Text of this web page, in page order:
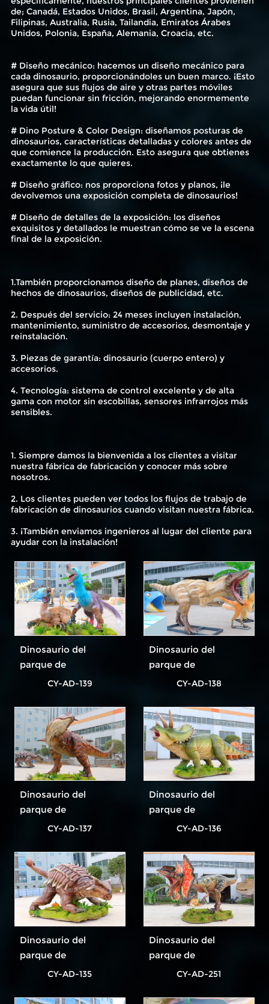
de; Canadá, Estados Unidos, Brasil, Argentina, Japón,
Filipinas, Australia, Rusia, Tailandia, Emiratos Árabes
Unidos, Polonia, España, Alemania, Croacia, etc.
# Diseño mecánico: hacemos un diseño mecánico para
cada dinosaurio, proporcionándoles un buen marco. ¡Esto
asegura que sus flujos de aire y otras partes móviles
puedan funcionar sin fricción, mejorando enormemente
la vida útil!
# Dino Posture & Color Design: diseñamos posturas de
dinosaurios, características detalladas y colores antes de
que comience la producción. Esto asegura que obtienes
exactamente lo que quieres.
# Diseño gráfico: nos proporciona fotos y planos, ¡le
devolvemos una exposición completa de dinosaurios!
# Diseño de detalles de la exposición: los diseños
exquisitos y detallados le muestran cómo se ve la escena
final de la exposición.
1.También proporcionamos diseño de planes, diseños de
hechos de dinosaurios, diseños de publicidad, etc.
2. Después del servicio: 24 meses incluyen instalación,
mantenimiento, suministro de accesorios, desmontaje y
reinstalación.
3. Piezas de garantía: dinosaurio (cuerpo entero) y
accesorios.
4. Tecnología: sistema de control excelente y de alta
gama con motor sin escobillas, sensores infrarrojos más
sensibles.
1. Siempre damos la bienvenida a los clientes a visitar
nuestra fábrica de fabricación y conocer más sobre
nosotros.
2. Los clientes pueden ver todos los flujos de trabajo de
fabricación de dinosaurios cuando visitan nuestra fábrica.
3. ¡También enviamos ingenieros al lugar del cliente para
ayudar con la instalación!
Dinosaurio del
parque de
atracciones más
CY-AD-139
Dinosaurio del
parque de
atracciones más
CY-AD-138
Dinosaurio del
parque de
atracciones más
CY-AD-137
Dinosaurio del
parque de
atracciones más
CY-AD-136
Dinosaurio del
parque de
atracciones más
CY-AD-135
Dinosaurio del
parque de
atracciones más
CY-AD-251